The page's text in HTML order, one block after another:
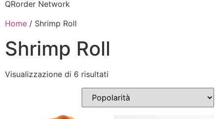
QRorder Network
Home / Shrimp Roll
Shrimp Roll
Visualizzazione di 6 risultati